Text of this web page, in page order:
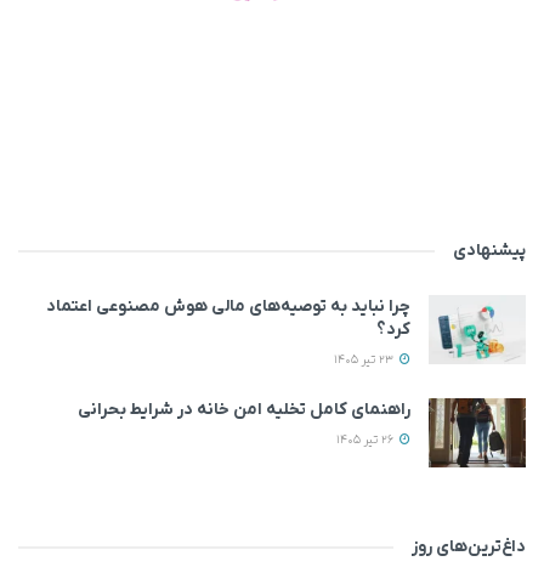
پیشنهادی
چرا نباید به توصیه‌های مالی هوش مصنوعی اعتماد
کرد؟
راهنمای کامل تخلیه امن خانه در شرایط بحرانی
داغ‌ترین‌های روز